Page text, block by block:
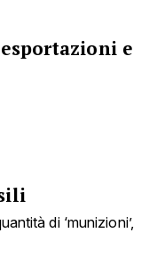
e
di ‘munizioni’,